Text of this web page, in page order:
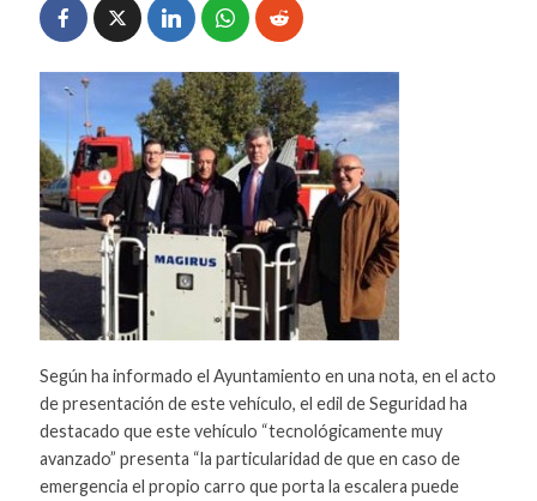
Según ha informado el Ayuntamiento en una nota, en el acto
de presentación de este vehículo, el edil de Seguridad ha
destacado que este vehículo “tecnológicamente muy
avanzado” presenta “la particularidad de que en caso de
emergencia el propio carro que porta la escalera puede